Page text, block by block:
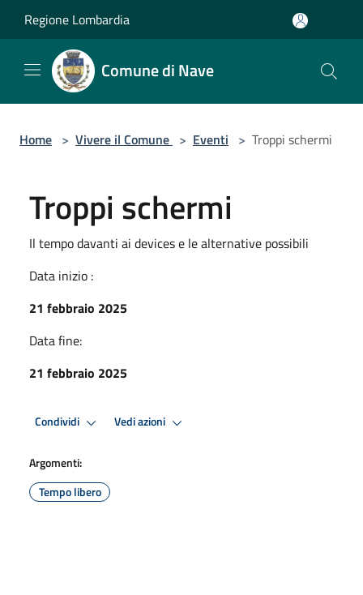
Regione Lombardia
Comune di Nave
Home > Vivere il Comune > Eventi > Troppi schermi
Troppi schermi
Il tempo davanti ai devices e le alternative possibili
Data inizio :
21 febbraio 2025
Data fine:
21 febbraio 2025
Condividi Vedi azioni
Argomenti:
Tempo libero